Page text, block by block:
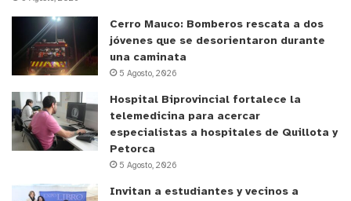
Cerro Mauco: Bomberos rescata a dos
jóvenes que se desorientaron durante
una caminata
5 Agosto, 2026
Hospital Biprovincial fortalece la
telemedicina para acercar
especialistas a hospitales de Quillota y
Petorca
5 Agosto, 2026
Invitan a estudiantes y vecinos a